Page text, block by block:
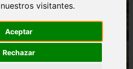
visitantes.
Aceptar
Rechazar